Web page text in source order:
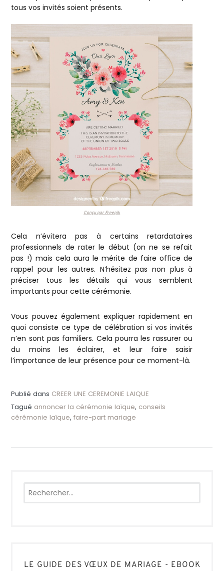
tous vos invités soient présents.
Conçu par Freepik
Cela n’évitera pas à certains retardataires
professionnels de rater le début (on ne se refait
pas !) mais cela aura le mérite de faire office de
rappel pour les autres. N’hésitez pas non plus à
préciser tous les détails qui vous semblent
importants pour cette cérémonie.
Vous pouvez également expliquer rapidement en
quoi consiste ce type de célébration si vos invités
n’en sont pas familiers. Cela pourra les rassurer ou
du moins les éclairer, et leur faire saisir
l’importance de leur présence pour ce moment-là.
Publié dans CREER UNE CEREMONIE LAIQUE
Tagué annoncer la cérémonie laïque, conseils
cérémonie laïque,faire-part mariage
LE GUIDE DES VŒUX DE MARIAGE - EBOOK